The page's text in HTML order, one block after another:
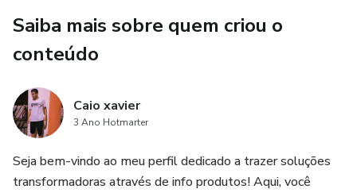
Saiba mais sobre quem criou o
conteúdo
Caio xavier
3 Ano Hotmarter
Seja bem-vindo ao meu perfil dedicado a trazer soluções
transformadoras através de info produtos! Aqui, você